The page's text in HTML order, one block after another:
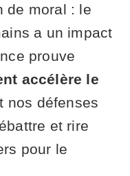
de moral : le
a un impact
prouve
accélère le
nos défenses
et rire
pour le